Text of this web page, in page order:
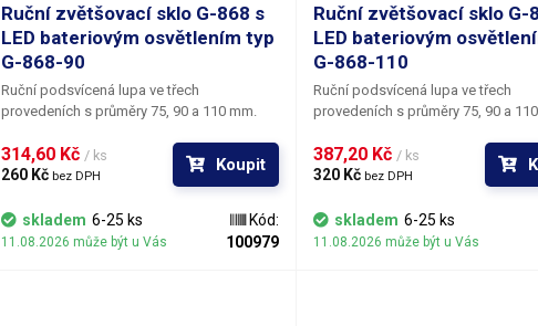
Ruční zvětšovací sklo G-868 s
LED bateriovým osvětlením typ
G-868-90
Ruční podsvícená lupa ve třech
provedeních s průměry 75, 90 a 110 mm.
optické mohutnosti. Menší kruhová čočka
na ploše lupy poskytuje vyšší zvětšení.
napájené třemi bateriemi LR1130, které jsou
součástí balení.
314,60 Kč / ks
260 Kč bez DPH
Koupit
skladem 6-25 ks
11.08.2026 může být u Vás
Kód:
100979
Ruční zvětšovací sklo G-
LED bateriovým
G-868-110
Ruční podsvícená lupa ve třech
provedeních s průměry 75, 90 a 110
optické mohutnosti. Menší kruhová
na ploše lupy poskytuje vyšší
napájené třemi bateriemi LR1130,
součástí balení.
387,20 Kč / ks
320 Kč bez DPH
skladem 6-25 ks
11.08.2026 může být u Vás